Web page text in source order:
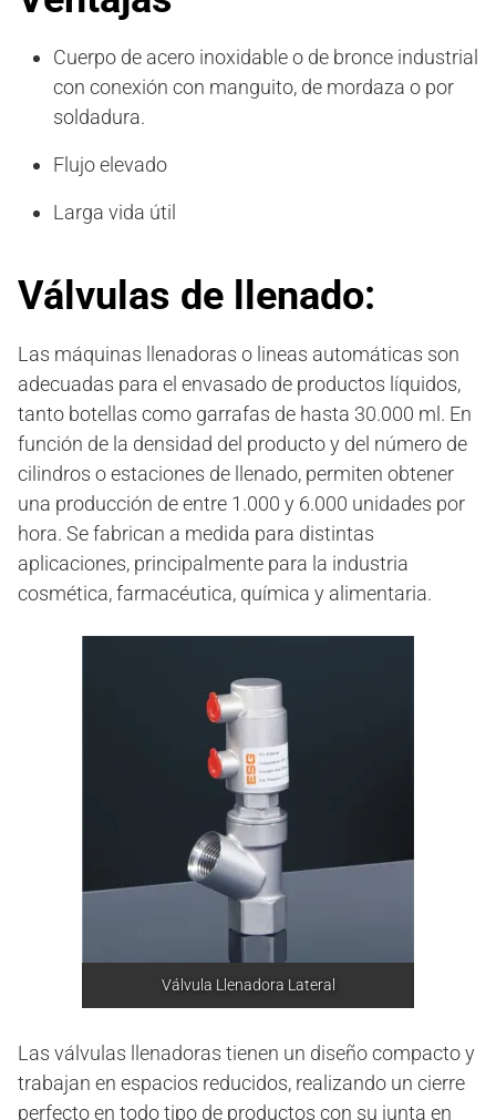
Cuerpo de acero inoxidable o de bronce industrial
con conexión con manguito, de mordaza o por
soldadura.
Flujo elevado
Larga vida útil
Válvulas de llenado:
Las máquinas llenadoras o lineas automáticas son
adecuadas para el envasado de productos líquidos,
tanto botellas como garrafas de hasta 30.000 ml. En
función de la densidad del producto y del número de
cilindros o estaciones de llenado, permiten obtener
una producción de entre 1.000 y 6.000 unidades por
hora. Se fabrican a medida para distintas
aplicaciones, principalmente para la industria
cosmética, farmacéutica, química y alimentaria.
Válvula Llenadora Lateral
Las válvulas llenadoras tienen un diseño compacto y
trabajan en espacios reducidos, realizando un cierre
perfecto en todo tipo de productos con su junta en